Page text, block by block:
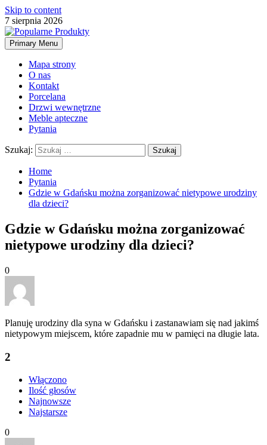
Skip to content
7 sierpnia 2026
Primary Menu
Mapa strony
O nas
Kontakt
Porcelana
Drzwi wewnętrzne
Meble apteczne
Pytania
Szukaj:
Home
Pytania
Gdzie w Gdańsku można zorganizować nietypowe urodziny
dla dzieci?
Gdzie w Gdańsku można zorganizować
nietypowe urodziny dla dzieci?
0
Planuję urodziny dla syna w Gdańsku i zastanawiam się nad jakimś
nietypowym miejscem, które zapadnie mu w pamięci na długie lata.
2
Włączono
Ilość głosów
Najnowsze
Najstarsze
0